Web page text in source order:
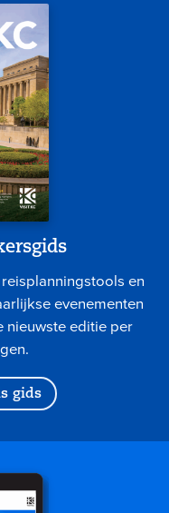
en
evenementen
nieuwste editie per
gids